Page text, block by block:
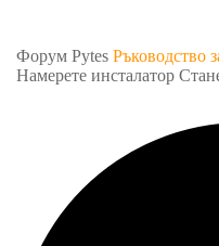
Форум Pytes Ръководство
Намерете инсталатор